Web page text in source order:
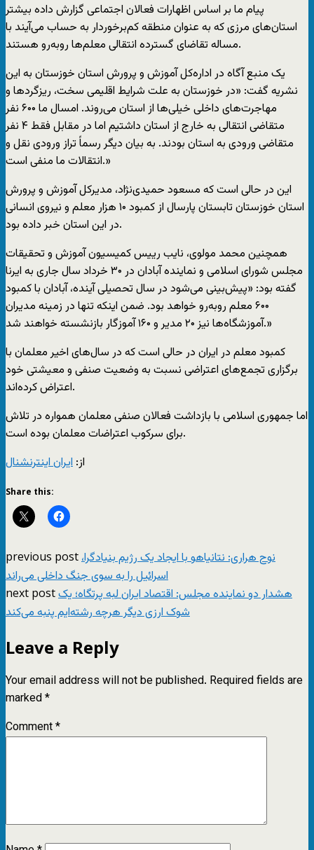
پیام ما بر اساس اظهارات فعالان اجتماعی گزارش داده بیشتر
استان‌های مرزی که به عنوان منطقه کم‌برخوردار به حساب می‌آیند با
مساله تقاضای گسترده انتقالی معلم‌ها روبه‌رو هستند.
یک منبع آگاه در اداره‌کل آموزش و پرورش استان خوزستان به این
نشریه گفت: «در خوزستان به علت شرایط اقلیمی سخت، ریزگردها و
مهاجرت‌های داخلی خیلی‌ها از استان می‌روند. امسال ما ۶۰۰ نفر
متقاضی انتقالی به خارج از استان داشتیم اما در مقابل فقط ۴ نفر
متقاضی ورودی به استان بودند. به بیان دیگر رسماً تراز ورودی نقل و
انتقالات ما منفی است.»
این در حالی است که مسعود حمیدی‌نژاد، مدیرکل آموزش و پرورش
استان خوزستان تابستان پارسال از کمبود ۱۰ هزار معلم و نیروی انسانی
در این استان خبر داده بود.
همچنین محمد مولوی، نایب رییس کمیسیون آموزش و تحقیقات
مجلس شورای اسلامی و نماینده آبادان در ۳۰ خرداد سال جاری به ایرنا
گفته بود: «پیش‌بینی می‌شود در سال تحصیلی آینده، آبادان با کمبود
۶۰۰ معلم روبه‌رو خواهد بود. ضمن اینکه تنها در زمینه مدیران
آموزشگاه‌ها نیز ۲۰ مدیر و ۱۶۰ آموزگار بازنشسته خواهند شد.»
کمبود معلم در ایران در حالی است که در سال‌های اخیر معلمان با
برگزاری تجمع‌های اعتراضی نسبت به وضعیت صنفی و معیشتی خود
اعتراض کرده‌اند.
اما جمهوری اسلامی با بازداشت فعالان صنفی معلمان همواره در تلاش
برای سرکوب اعتراضات معلمان بوده است.
از: ایران اینترنشنال
Share this:
previous postنوح هراری: نتانیاهو با ایجاد یک رژیم بنیادگرا،
اسرائیل را به سوی جنگ داخلی می‌راند
next postهشدار دو نماینده مجلس: اقتصاد ایران لبه پرتگاه؛ یک
شوک ارزی دیگر هرچه رشته‌ایم پنبه می‌کند
Leave a Reply
Your email address will not be published. Required fields are
marked*
Comment*